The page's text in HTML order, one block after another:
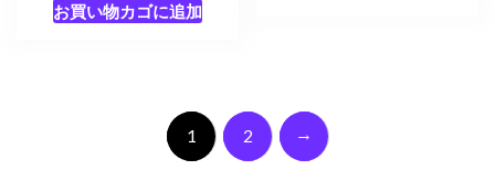
お買い物カゴに追加
1 2 →